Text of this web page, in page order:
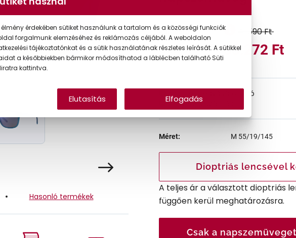
Hasonló termékek
Korábbi ár: 41.590 Ft
Akciós ár: 33.272 Ft
Online megvásárolható
Ingyenes szállítás
Méret: M 55/19/145
Dioptriás lencsével
A teljes ár a választott dioptriás
függően kerül meghatározásra.
Csak a
érdekében sütiket használunk a tartalom és a közösségi funkciók
forgalmunk elemzéséhez és reklámozás céljából. A weboldalon
tájékoztatónkat és a sütik használatának részletes leírását. A sütikkel
a későbbiekben bármikor módosíthatod a láblécben található Süti
kattintva.
Elutasítás Elfogadás